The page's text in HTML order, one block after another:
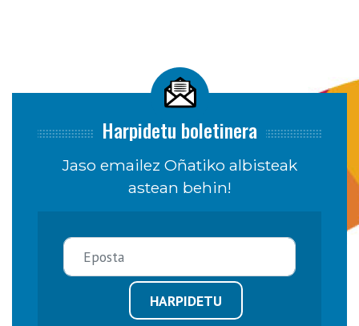
Harpidetu boletinera
Jaso emailez Oñatiko albisteak
astean behin!
HARPIDETU